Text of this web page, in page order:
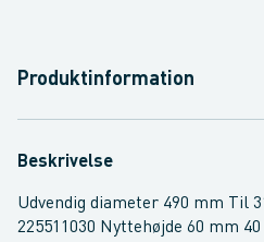
Produktinformation
Beskrivelse
Udvendig diameter 490 mm Til
225511030 Nyttehøjde 60 mm